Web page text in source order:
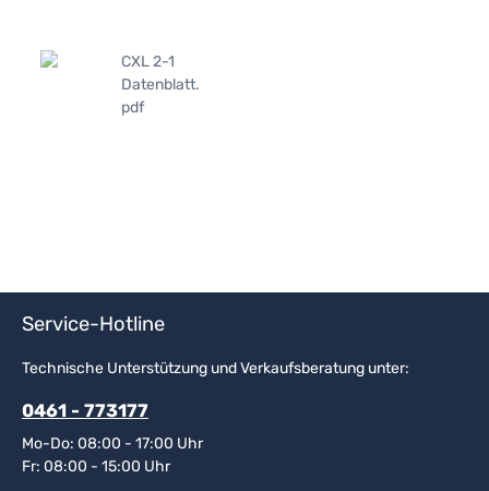
CXL 2-1
Datenblatt.
pdf
Service-Hotline
Technische Unterstützung und Verkaufsberatung unter:
0461 - 773177
Mo-Do: 08:00 - 17:00 Uhr
Fr: 08:00 - 15:00 Uhr